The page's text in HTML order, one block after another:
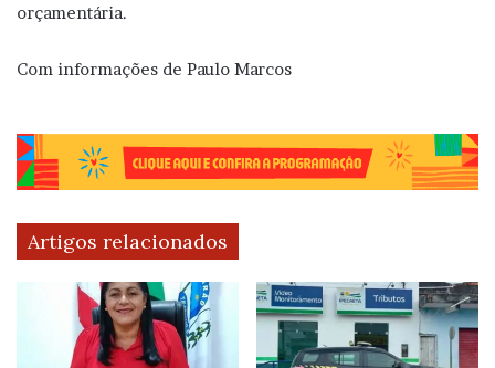
orçamentária.
Com informações de Paulo Marcos
Artigos relacionados